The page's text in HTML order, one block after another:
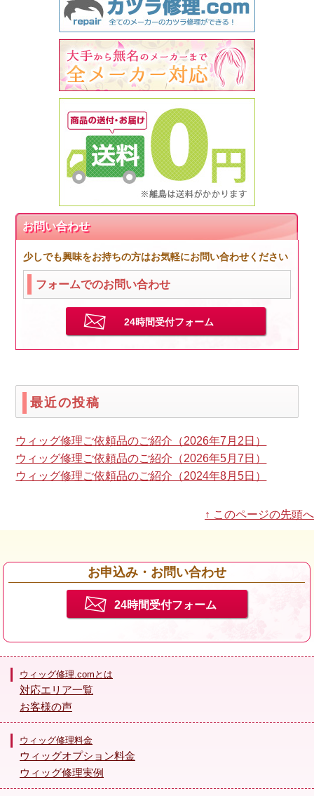
お問い合わせ
少しでも興味をお持ちの方はお気軽にお問い合わせください
フォームでのお問い合わせ
24時間受付フォーム
最近の投稿
ウィッグ修理ご依頼品のご紹介（2026年7月2日）
ウィッグ修理ご依頼品のご紹介（2026年5月7日）
ウィッグ修理ご依頼品のご紹介（2024年8月5日）
↑ このページの先頭へ
お申込み・お問い合わせ
24時間受付フォーム
ウィッグ修理.comとは
対応エリア一覧
お客様の声
ウィッグ修理料金
ウィッグオプション料金
ウィッグ修理実例